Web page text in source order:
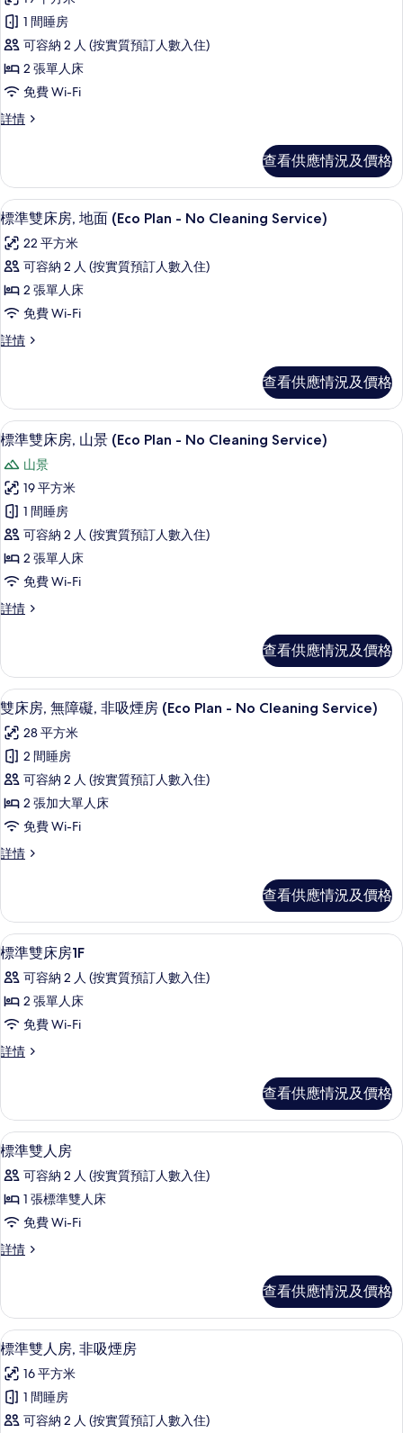
No
Cleaning
Service)
的
相
片
No
Cleaning
Service)
詳
情
所
有
標
準
床
(Eco
Plan
-
No
Cleaning
Service)
的
相
片
1 間睡房
可容納 2 人 (按實質預訂人數入住)
2 張單人床
免費 Wi-Fi
詳情
標
房
(Eco
Plan
No
Cleaning
詳
情
查看供應情況及價格
載
入
所
有
標
雙
房,
地
面
(Eco
Plan
-
No
Cleaning
Service)
的
相
4
標準雙床房, 地面 (Eco Plan - No Cleaning Service)
22 平方米
可容納 2 人 (按實質預訂人數入住)
2 張單人床
免費 Wi-Fi
詳情
標
房,
地
面
Plan
No
Cleaning
Service)
詳
情
查看供應情況及價格
載
入
所
有
標
準
雙
房,
景
(Eco
Plan
-
No
Cleaning
Service)
的
相
片
4
標準雙床房, 山景 (Eco Plan - No Cleaning Service)
山景
19 平方米
1 間睡房
可容納 2 人 (按實質預訂人數入住)
2 張單人床
免費 Wi-Fi
詳情
標
房,
山
景
Plan
No
Cleaning
Service)
詳
情
查看供應情況及價格
載
入
所
有
雙
床
無
礙,
非
吸
煙
房
(Eco
Plan
Cleaning
Service)
的
相
片
4
雙床房, 無障礙, 非吸煙房 (Eco Plan - No Cleaning Service)
28 平方米
2 間睡房
可容納 2 人 (按實質預訂人數入住)
2 張加大單人床
免費 Wi-Fi
詳情
雙
障
礙,
非
煙
房
Plan
-
No
詳
查看供應情況及價格
載
入
所
有
準
床
房
1F
的
相
片
5
標準雙床房1F
可容納 2 人 (按實質預訂人數入住)
2 張單人床
免費 Wi-Fi
詳情
標
房
1F
詳
查看供應情況及價格
載
入
所
有
準
人
房
的
相
片
5
標準雙人房
可容納 2 人 (按實質預訂人數入住)
1 張標準雙人床
免費 Wi-Fi
詳情
標
房
詳
情
查看供應情況及價格
載
入
所
有
4
標準雙人房, 非吸煙房
16 平方米
1 間睡房
可容納 2 人 (按實質預訂人數入住)